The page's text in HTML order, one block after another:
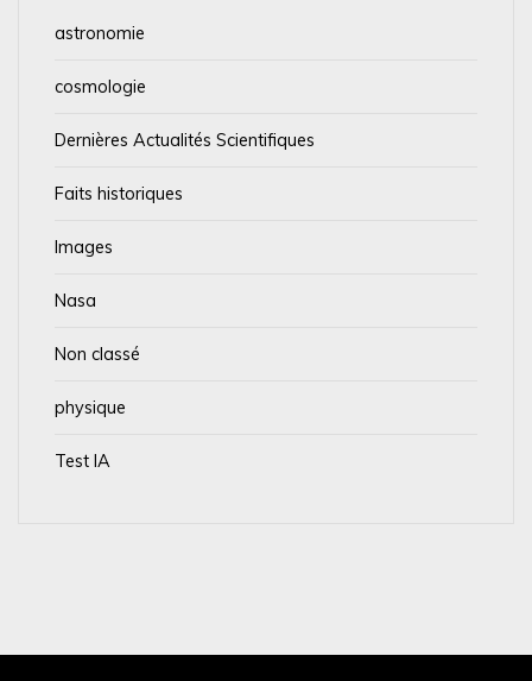
astronomie
cosmologie
Dernières Actualités Scientifiques
Faits historiques
Images
Nasa
Non classé
physique
Test IA